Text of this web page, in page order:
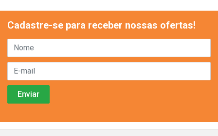
Cadastre-se para receber nossas ofertas!